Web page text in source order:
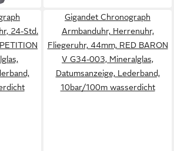
24-Std.
Gigandet Chronograph
Armbanduhr, Herrenuhr,
Fliegeruhr, 44mm, RED BARON
V G34-003, Mineralglas,
Datumsanzeige, Lederband,
10bar/100m wasserdicht